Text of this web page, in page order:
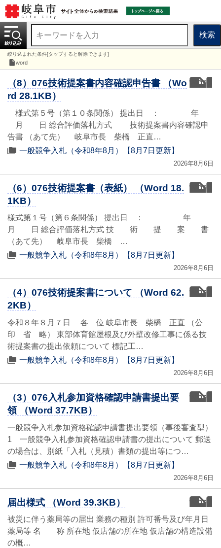
検索
絞り込まれた条件[タップすると解除できます]
word
word
（8）076技術提案書内容確認申告書 （Wo
rd 28.1KB）
様式第５号（第１０条関係） 提出日 ： 年
月 日 総合評価落札方式 技術提案書内容確認申
告書 （あて先） 岐阜市長 柴橋 正直…
一般競争入札（令和8年8月）【8月7日更新】
2026年8月6日
word
（6）076技術提案書（表紙） （Word 18.
1KB）
様式第１号（第６条関係） 提出日 ： 年
月 日 総合評価落札方式 技 術 提 案 書
（あて先） 岐阜市長 柴橋 …
一般競争入札（令和8年8月）【8月7日更新】
2026年8月6日
word
（4）076技術提案書について （Word 62.
2KB）
令和８年８月７日 各 位 岐阜市長 柴橋 正直 （公
印 省 略） 東部体育館屋根及び外壁改修工事に係る技
術提案書の提出依頼について 標記工…
一般競争入札（令和8年8月）【8月7日更新】
2026年8月6日
word
（3）076入札参加資格確認申請書提出要
領 （Word 37.7KB）
一般競争入札参加資格確認申請書提出要領（事後審査型）
1 一般競争入札参加資格確認申請書の提出について 郵送
の場合は、別紙「入札（見積）書類の提出等につ…
一般競争入札（令和8年8月）【8月7日更新】
2026年8月6日
word
届出様式 （Word 39.3KB）
被災に伴う薬局等の届出 業務の種別 許可番号及び年月日
薬局等 名 称 所在地 仮店舗の所在地 仮店舗の構造設備
の概…